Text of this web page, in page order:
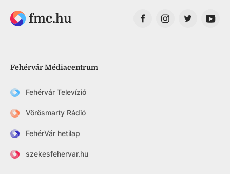
fmc.hu
Fehérvár Médiacentrum
Fehérvár Televízió
Vörösmarty Rádió
FehérVár hetilap
szekesfehervar.hu